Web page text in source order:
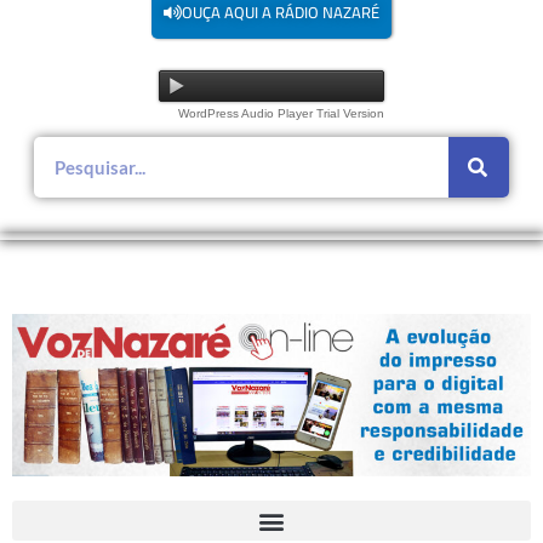
OUÇA AQUI A RÁDIO NAZARÉ
WordPress Audio Player Trial Version